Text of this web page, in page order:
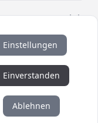
Alle
und Versand.
sich
Einstellungen
Einverstanden
Ablehnen